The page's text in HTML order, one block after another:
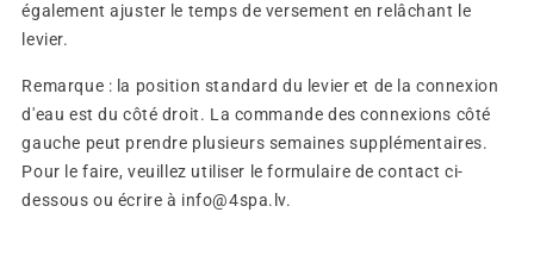
également ajuster le temps de versement en relâchant le
levier.
Remarque : la position standard du levier et de la connexion
d'eau est du côté droit. La commande des connexions côté
gauche peut prendre plusieurs semaines supplémentaires.
Pour le faire, veuillez utiliser le formulaire de contact ci-
dessous ou écrire à info@4spa.lv.